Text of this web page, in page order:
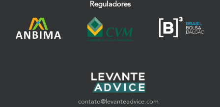
Reguladores
contato@levanteadvice.com